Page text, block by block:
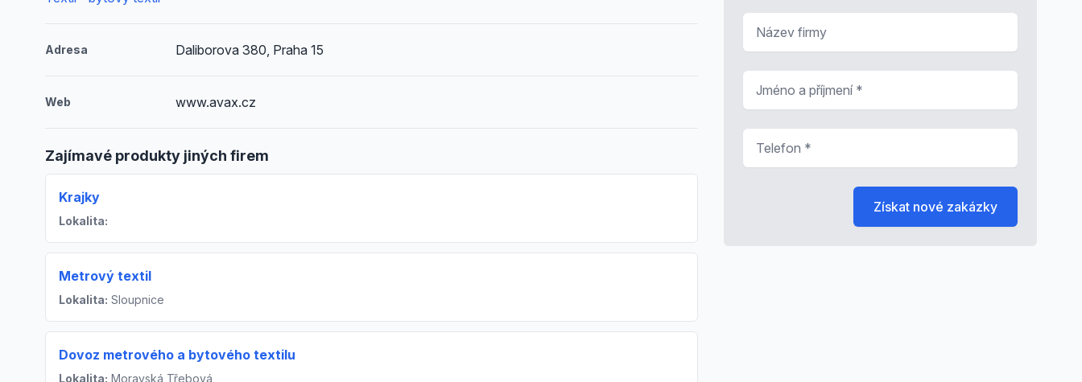
Adresa Daliborova 380, Praha 15
Web www.avax.cz
Zajímavé produkty jiných firem
Krajky
Lokalita:
Metrový textil
Lokalita: Sloupnice
Dovoz metrového a bytového textilu
Lokalita: Moravská Třebová
Získat nové zakázky